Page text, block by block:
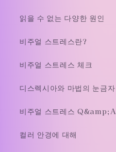
읽을 수 없는 다양한 원인
비주얼 스트레스란?
비주얼 스트레스 체크
디스렉시아와 마법의 눈금자
비주얼 스트레스 Q&amp;A
컬러 안경에 대해